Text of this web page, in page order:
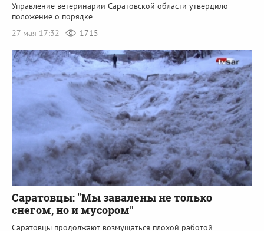
Управление ветеринарии Саратовской области утвердило
положение о порядке
27 мая 17:32
1715
Саратовцы: "Мы завалены не только
снегом, но и мусором"
Саратовцы продолжают возмущаться плохой работой